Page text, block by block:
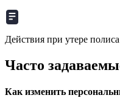
Действия при утере полиса
Часто
Как изменить